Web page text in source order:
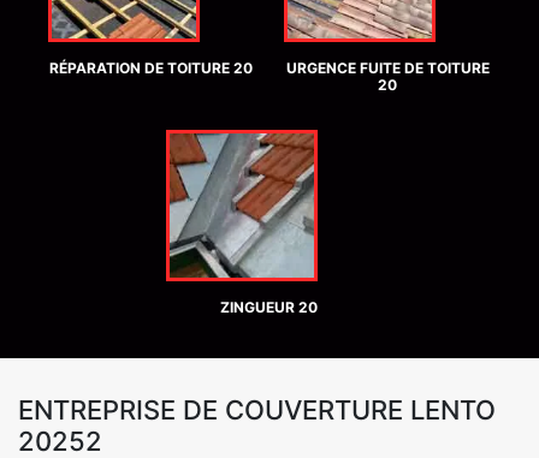
RÉPARATION DE TOITURE 20
URGENCE FUITE DE TOITURE
20
ZINGUEUR 20
ENTREPRISE DE COUVERTURE LENTO
20252